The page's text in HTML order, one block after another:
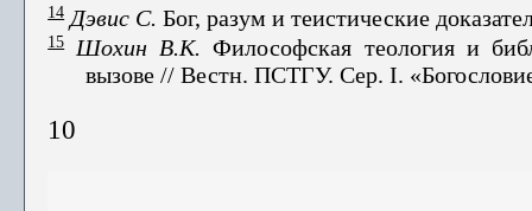
14 Дэвис С. Бог, разум и теистические
15 Шохин В.К.Философская теология и
вызове // Вестн. ПСТГУ. Сер. I.
10